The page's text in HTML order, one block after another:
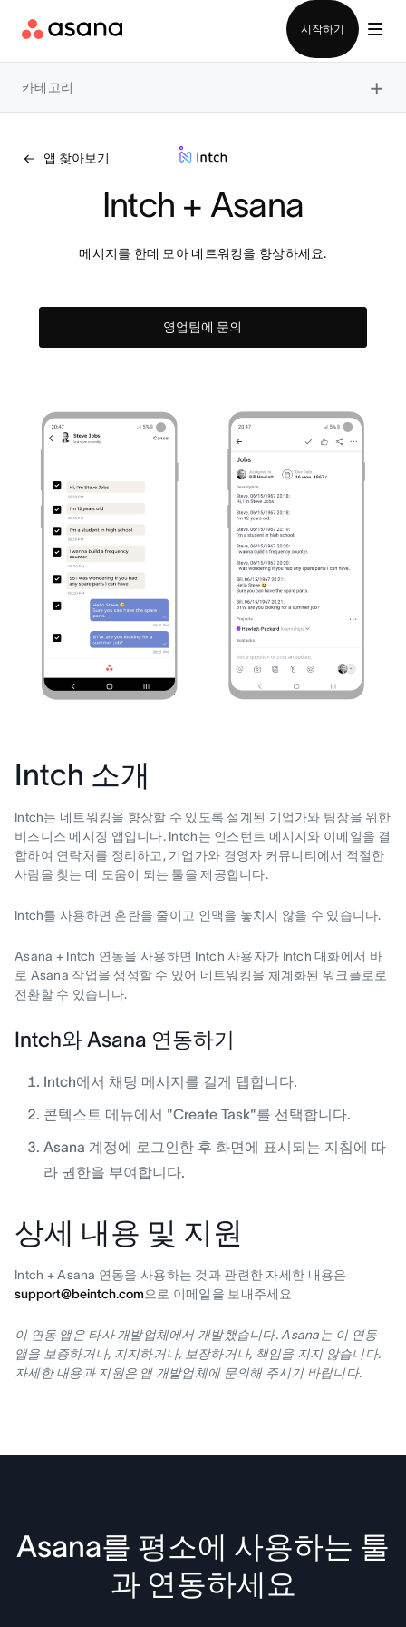
시작하기
카테고리 ×
앱 찾아보기
Intch + Asana
메시지를 한데 모아 네트워킹을 향상하세요.
영업팀에 문의
Intch 소개
Intch는 네트워킹을 향상할 수 있도록 설계된 기업가와 팀장을 위한
비즈니스 메시징 앱입니다. Intch는 인스턴트 메시지와 이메일을 결
합하여 연락처를 정리하고, 기업가와 경영자 커뮤니티에서 적절한
사람을 찾는 데 도움이 되는 툴을 제공합니다.
Intch를 사용하면 혼란을 줄이고 인맥을 놓치지 않을 수 있습니다.
Asana + Intch 연동을 사용하면 Intch 사용자가 Intch 대화에서 바
로 Asana 작업을 생성할 수 있어 네트워킹을 체계화된 워크플로로
전환할 수 있습니다.
Intch와 Asana 연동하기
Intch에서 채팅 메시지를 길게 탭합니다.
콘텍스트 메뉴에서 "Create Task"를 선택합니다.
Asana 계정에 로그인한 후 화면에 표시되는 지침에 따
라 권한을 부여합니다.
상세 내용 및 지원
Intch + Asana 연동을 사용하는 것과 관련한 자세한 내용은
support@beintch.com으로 이메일을 보내주세요
이 연동 앱은 타사 개발업체에서 개발했습니다. Asana는 이 연동
앱을 보증하거나, 지지하거나, 보장하거나, 책임을 지지 않습니다.
자세한 내용과 지원은 앱 개발업체에 문의해 주시기 바랍니다.
Asana를 평소에 사용하는 툴
과 연동하세요